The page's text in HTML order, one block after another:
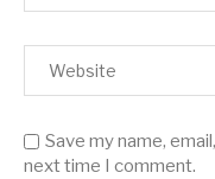
Save my name,
next time I comment.